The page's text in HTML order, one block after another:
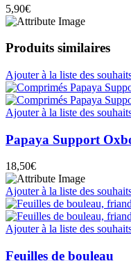
5,90€
Produits similaires
Ajouter à la liste des
Ajouter à la liste des
Papaya Support
18,50€
Ajouter à la liste des
Ajouter à la liste des
Feuilles de bouleau